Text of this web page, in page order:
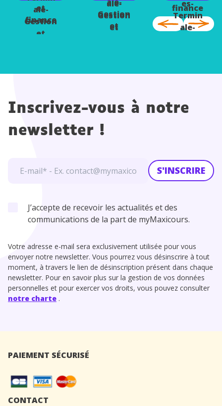
et
finance
ale-
Gestion
et
Gestion
et
ale-
Gestion
et
finance
es-
Termin
ale-
Inscrivez-vous à notre
newsletter !
S'INSCRIRE
J’accepte de recevoir les actualités et des
communications de la part de myMaxicours.
Votre adresse e-mail sera exclusivement utilisée pour vous
envoyer notre newsletter. Vous pourrez vous désinscrire à tout
moment, à travers le lien de désinscription présent dans chaque
newsletter. Pour en savoir plus sur la gestion de vos données
personnelles et pour exercer vos droits, vous pouvez consulter
notre charte .
PAIEMENT SÉCURISÉ
CONTACT